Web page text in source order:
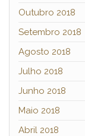
Outubro 2018
Setembro 2018
Agosto 2018
Julho 2018
Junho 2018
Maio 2018
Abril 2018